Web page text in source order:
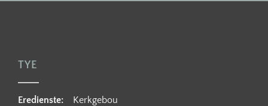
TYE
Eredienste: Kerkgebou